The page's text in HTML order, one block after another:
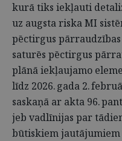
kurā tiks iekļauti
uz augsta riska MI
pēctirgus
saturēs pēctirgus
plānā iekļaujamo
līdz 2026. gada 2.
saskaņā ar akta 96.
jeb vadlīnijas par
būtiskiem